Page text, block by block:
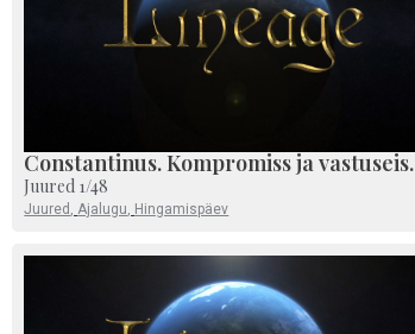
Constantinus. Kompromiss ja vastuseis.
Juured 1/48
Juured ,Ajalugu, Hingamispäev